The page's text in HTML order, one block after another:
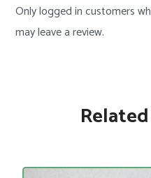
Only logged in customers
may leave a review.